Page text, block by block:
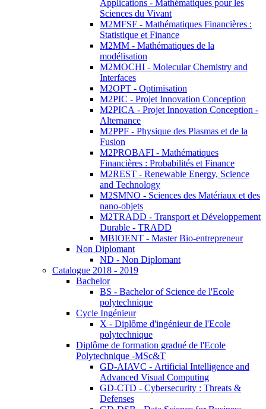
Applications - Mathématiques pour les
Sciences du Vivant
M2MFSF - Mathématiques Financières :
Statistique et Finance
M2MM - Mathématiques de la
modélisation
M2MOCHI - Molecular Chemistry and
Interfaces
M2OPT - Optimisation
M2PIC - Projet Innovation Conception
M2PICA - Projet Innovation Conception -
Alternance
M2PPF - Physique des Plasmas et de la
Fusion
M2PROBAFI - Mathématiques
Financières : Probabilités et Finance
M2REST - Renewable Energy, Science
and Technology
M2SMNO - Sciences des Matériaux et des
nano-objets
M2TRADD - Transport et Développement
Durable - TRADD
MBIOENT - Master Bio-entrepreneur
Non Diplomant
ND - Non Diplomant
Catalogue 2018 - 2019
Bachelor
BS - Bachelor of Science de l'Ecole
polytechnique
Cycle Ingénieur
X - Diplôme d'ingénieur de l'Ecole
polytechnique
Diplôme de formation gradué de l'Ecole
Polytechnique -MSc&T
GD-AIAVC - Artificial Intelligence and
Advanced Visual Computing
GD-CTD - Cybersecurity : Threats &
Defenses